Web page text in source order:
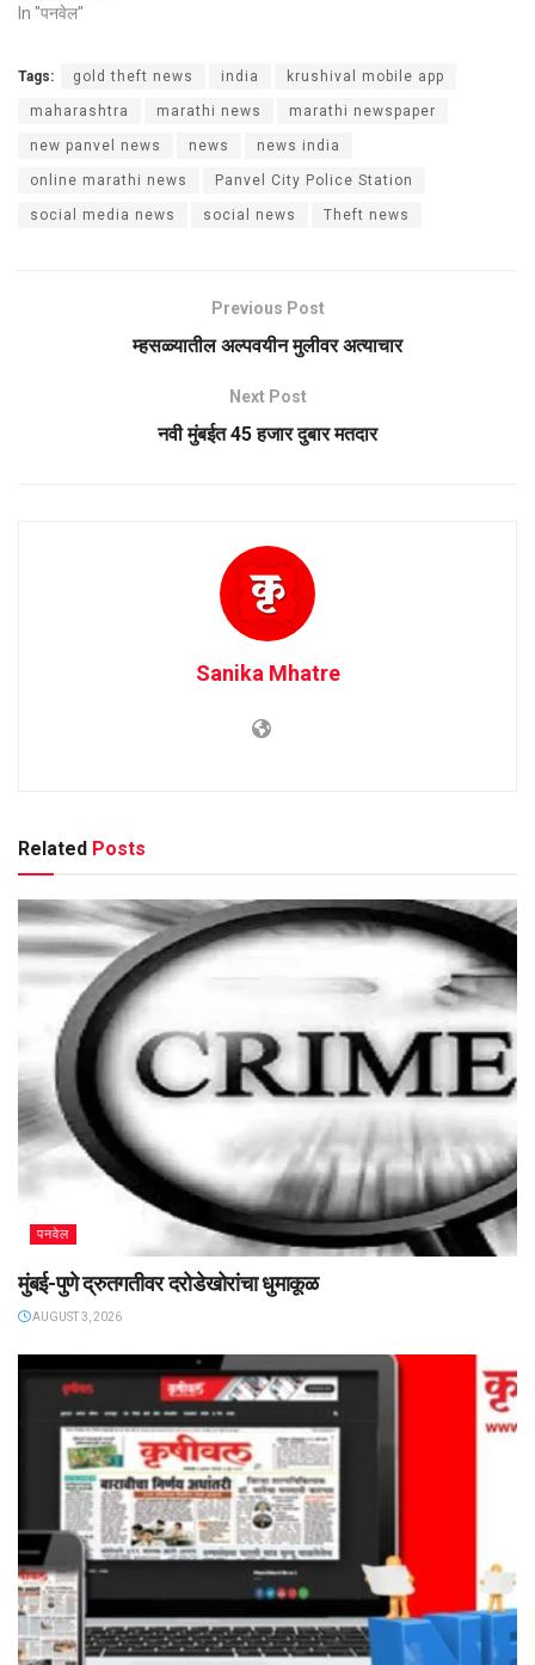
In "पनवेल"
Tags: gold theft news india krushival mobile app
maharashtra marathi news marathi newspaper
new panvel news news news india
online marathi news Panvel City Police Station
social media news social news Theft news
Previous Post
म्हसळ्यातील अल्पवयीन मुलीवर अत्याचार
Next Post
नवी मुंबईत 45 हजार दुबार मतदार
Sanika Mhatre
Related Posts
पनवेल
मुंबई-पुणे द्रुतगतीवर दरोडेखोरांचा धुमाकूळ
AUGUST 3, 2026